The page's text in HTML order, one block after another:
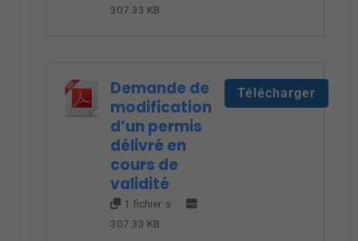
307.33 KB
Demande de
modification
d’un permis
délivré en
cours de
validité
1 fichier·s
307.33 KB
Télécharger